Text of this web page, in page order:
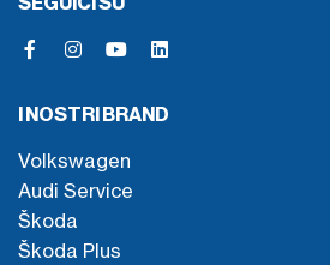
SEGUICI SU
I NOSTRI BRAND
Volkswagen
Audi Service
Škoda
Škoda Plus